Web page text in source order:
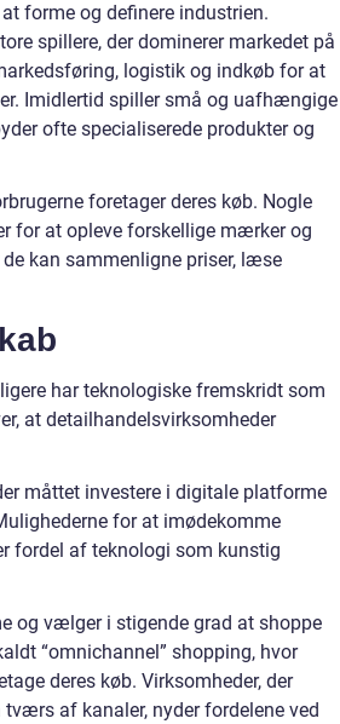
forme og definere industrien.
spillere, der dominerer markedet på
logistik og indkøb for at
Imidlertid spiller små og uafhængige
ofte specialiserede produkter og
foretager deres køb. Nogle
for at opleve forskellige mærker og
kan sammenligne priser, læse
har teknologiske fremskridt som
at detailhandelsvirksomheder
måttet investere i digitale platforme
for at imødekomme
fordel af teknologi som kunstig
og vælger i stigende grad at shoppe
“omnichannel” shopping, hvor
deres køb. Virksomheder, der
af kanaler, nyder fordelene ved